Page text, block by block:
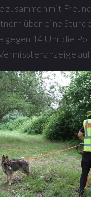
zusammen mit
über eine
gegen 14 Uhr die